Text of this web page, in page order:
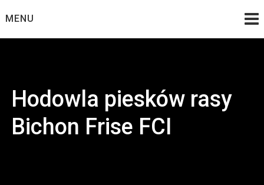
toMENU
Hodowla piesków rasy
Bichon Frise FCI